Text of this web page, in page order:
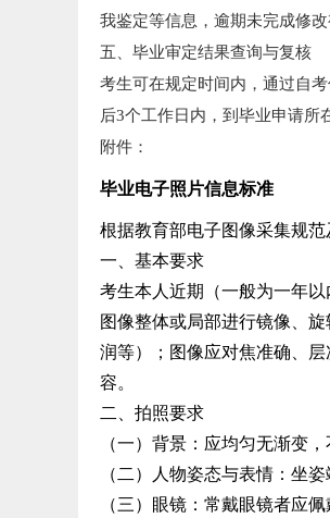
我鉴定等信息，逾期未完成修
五、毕业审定结果查询与复核
考生可在规定时间内，通过自
后3个工作日内，到毕业申请所
附件：
毕业电子照片信息标准
根据教育部电子图像采集规
一、基本要求
考生本人近期（一般为一年
图像整体或局部进行镜像、
润等）；图像应对焦准确、
容。
二、拍照要求
（一）背景：应均匀无渐变
（二）人物姿态与表情：坐
（三）眼镜：常戴眼镜者应